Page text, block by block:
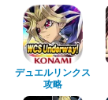
デュエルリンクス
攻略